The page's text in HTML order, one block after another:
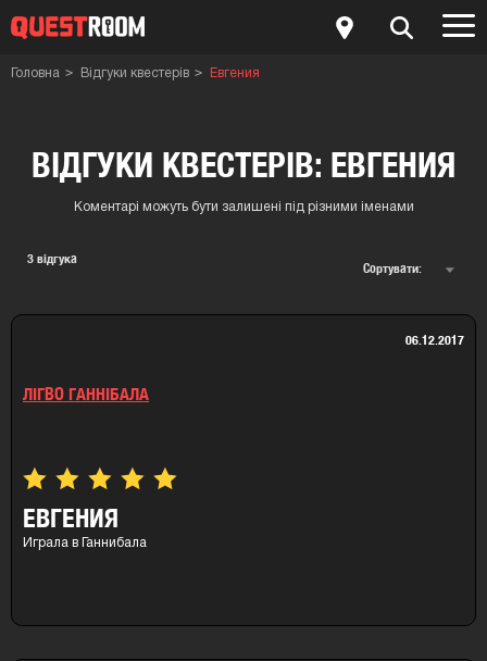
Головна Відгуки квестерів Евгения
ВІДГУКИ КВЕСТЕРІВ: ЕВГЕНИЯ
Коментарі можуть бути залишені під різними іменами
3 відгука
Сортувати:
ЛІГВО ГАННІБАЛА
ЕВГЕНИЯ
06.12.2017
Играла в Ганнибала